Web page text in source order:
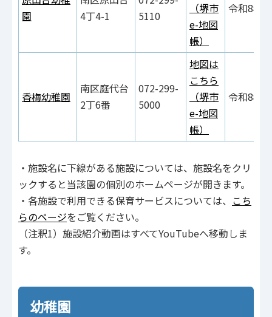
園
4丁4-1
5110
（堺市
e-地図
帳）
令和8年9
香梅幼稚園
南区庭代台
2丁6番
072-299-
5000
地図は
こちら
（堺市
e-地図
帳）
令和8年9
・施設名に下線がある施設については、施設名をクリ
ックすると当該園の個別のホームページが開きます。
・各施設で利用できる保育サービスについては、 こち
らのページをご覧ください。
（注釈1）施設紹介動画はすべてYouTubeへ移動しま
す。
幼稚園